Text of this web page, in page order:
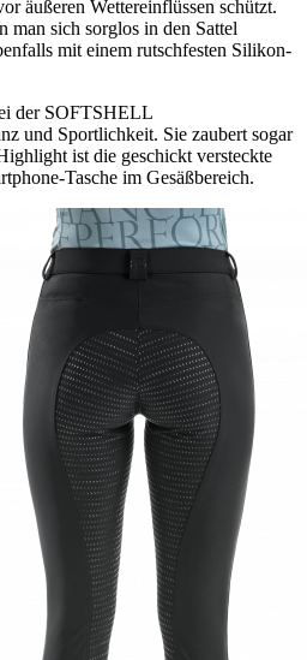
äußeren Wettereinflüssen schützt.
sich sorglos in den Sattel
mit einem rutschfesten Silikon-
der SOFTSHELL
und Sportlichkeit. Sie zaubert sogar
ist die geschickt versteckte
Tasche im Gesäßbereich.